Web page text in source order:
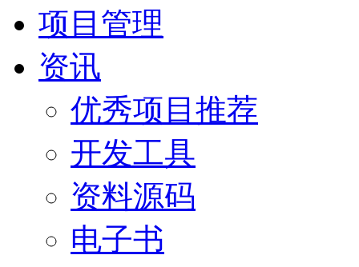
项目管理
资讯
优秀项目推荐
开发工具
资料源码
电子书